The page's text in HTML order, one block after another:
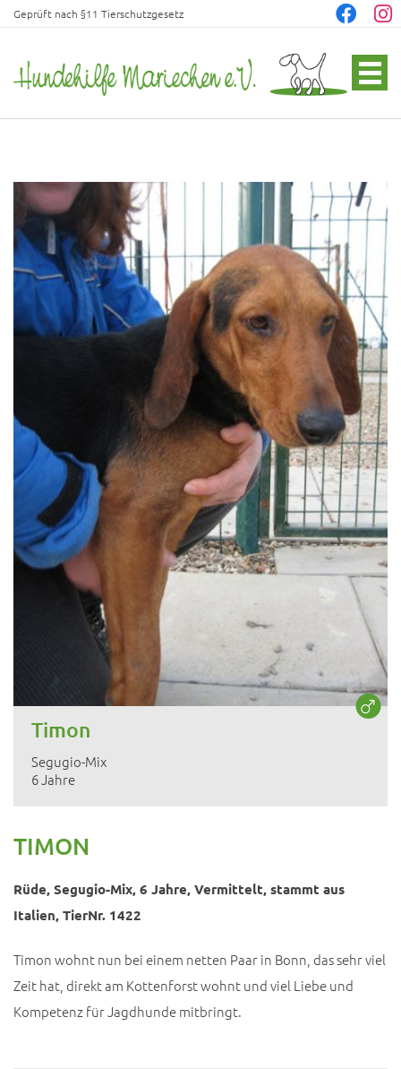
Geprüft nach §11 Tierschutzgesetz
Timon
Segugio-Mix
6 Jahre
TIMON
Rüde, Segugio-Mix, 6 Jahre, Vermittelt, stammt aus
Italien, TierNr. 1422
Timon wohnt nun bei einem netten Paar in Bonn, das sehr viel
Zeit hat, direkt am Kottenforst wohnt und viel Liebe und
Kompetenz für Jagdhunde mitbringt.